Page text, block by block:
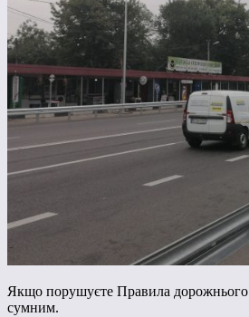
Якщо порушуєте Правила дорожнього
сумним.